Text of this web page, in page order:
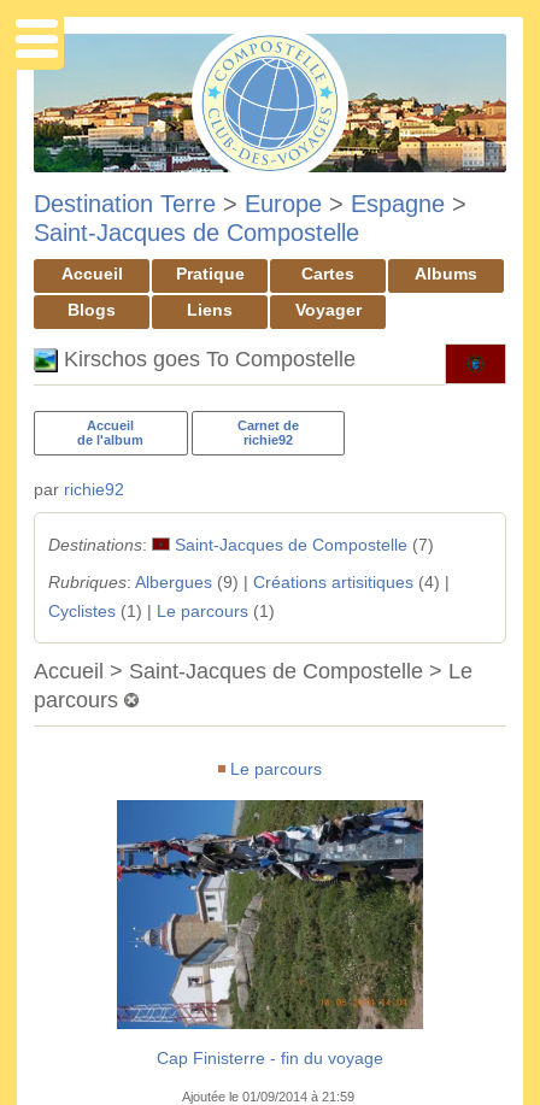
Destination Terre > Europe > Espagne >
Saint-Jacques de Compostelle
Accueil Pratique Cartes
Albums
Blogs
Liens Voyager
Kirschos goes To Compostelle
Accueil
de l'album
Carnet de
richie92
par richie92
Destinations: Saint-Jacques de Compostelle (7)
Rubriques: Albergues(9) | Créations artisitiques(4) |
Cyclistes(1) | Le parcours(1)
Accueil > Saint-Jacques de Compostelle > Le
parcours
Le parcours
Cap Finisterre - fin du voyage
Ajoutée le 01/09/2014 à 21:59